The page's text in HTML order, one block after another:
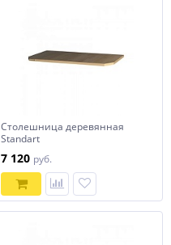
Столешница деревянная
Standart
7 120 руб.